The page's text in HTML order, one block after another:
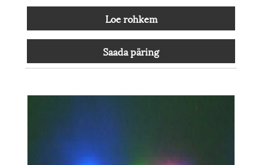
Loe rohkem
Saada päring